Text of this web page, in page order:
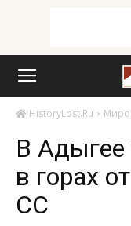
HistoryLost.Ru
В Адыгее
в горах
СС